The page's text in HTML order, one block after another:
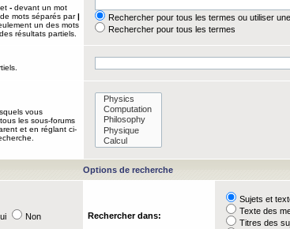
- devant un mot
mots séparés par|
un des mots
résultats partiels.
Rechercher pour tous les termes ou utiliser
Rechercher pour tous les termes
vous
les sous-forums
et en réglant ci-
Options de recherche
Non Rechercher dans:
Sujets et
Texte des
Titres des